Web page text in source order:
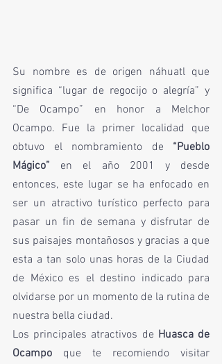
Su nombre es de origen náhuatl que
significa “lugar de regocijo o alegría” y
“De Ocampo” en honor a Melchor
Ocampo. Fue la primer localidad que
obtuvo el nombramiento de “Pueblo
Mágico” en el año 2001 y desde
entonces, este lugar se ha enfocado en
ser un atractivo turístico perfecto para
pasar un fin de semana y disfrutar de
sus paisajes montañosos y gracias a que
esta a tan solo unas horas de la Ciudad
de México es el destino indicado para
olvidarse por un momento de la rutina de
nuestra bella ciudad.
Los principales atractivos de Huasca de
Ocampo que te recomiendo visitar